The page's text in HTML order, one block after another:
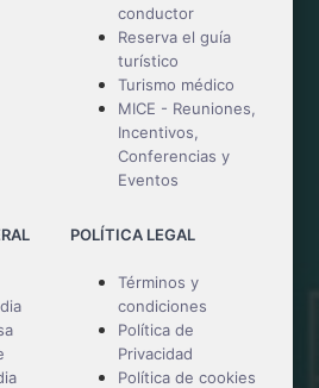
conductor
Reserva el guía
turístico
Turismo médico
MICE - Reuniones,
Incentivos,
Conferencias y
Eventos
POLÍTICA LEGAL
Términos y
condiciones
Política de
Privacidad
Política de cookies